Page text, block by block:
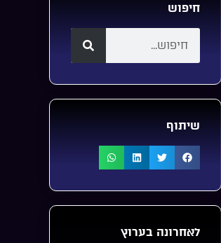
חיפוש
שיתוף
לאחרונה בערוץ